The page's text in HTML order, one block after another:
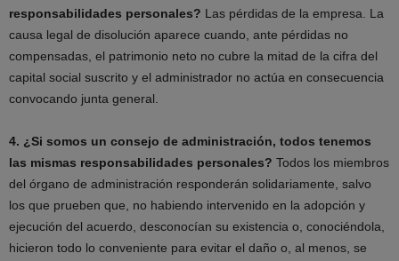
responsabilidades personales? Las pérdidas de la empresa. La
causa legal de disolución aparece cuando, ante pérdidas no
compensadas, el patrimonio neto no cubre la mitad de la cifra del
capital social suscrito y el administrador no actúa en consecuencia
convocando junta general.
4. ¿Si somos un consejo de administración, todos tenemos
las mismas responsabilidades personales? Todos los miembros
del órgano de administración responderán solidariamente, salvo
los que prueben que, no habiendo intervenido en la adopción y
ejecución del acuerdo, desconocían su existencia o, conociéndola,
hicieron todo lo conveniente para evitar el daño o, al menos, se